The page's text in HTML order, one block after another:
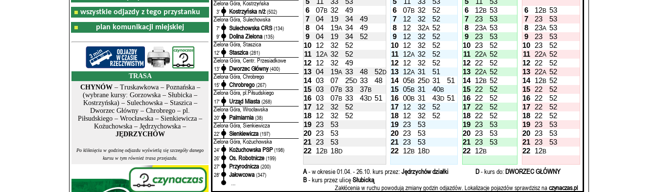
wszystkie odjazdy z tego przystanku
plan komunikacji miejskiej
TRASA
CHYNÓW– Truskawkowa – Poznańska –
(wybrane kursy: Gorzowska – Słubicka –
Kostrzyńska) – Sulechowska – Staszica –
Dworzec Główny – Chrobrego – pl.
Piłsudskiego – Wrocławska – Sienkiewicza –
Kożuchowska – Jędrzychowska –
JĘDRZYCHÓW
Po kliknięciu w godzinę odjazdu wyświetlą się szczegóły danego
kursu w tym również trasa przejazdu.
Zielona Góra, Kostrzyńska
3' Kostrzyńska n/ż (502)
Zielona Góra, Sulechowska
7' Sulechowska CRS (134)
9'
Dolina Zielona (135)
Zielona Góra, Staszica
12' Staszica (281)
Zielona Góra, Centr. Przesiadkowe
13' Dworzec Główny (400)
Zielona Góra, Chrobrego
15' Chrobrego (267)
Zielona Góra, pl.Piłsudskiego
17' Urząd Miasta (268)
Zielona Góra, Wrocławska
20' Palmiarnia (38)
Zielona Góra, Sienkiewicza
22' Sienkiewicza (197)
Zielona Góra, Kożuchowska
24' Kożuchowska PSP (198)
26'
Os. Robotnicze (199)
27'
Przyrodnicza (200)
28'
Jałowcowa (347)
6
07B 32 49 6 07B 32 52 6 12B 53 6 12B 53
7
04 19 34 49 7 12 32 52 7 23 53 7 23
53
8
04 19A 34 49 8 12 32A 52 8 23A 53 8 23A 53
9
04 19 34 52 9 12 32 52 9 23 53 9 23
53
10 12 32 52 10 12 32 52 10 23 52 10 23
52
11
12A 32 52 11 12A 32 52 11 22A 52 11 22A 52
12 12 32 49 12 12 32 52 12 22 52 12 22
52
13 04 19A 33 48 52D 13 12A 31 51 13 22A 52 13 22A 52
14 03 07 25D 33 48 14 05B 25D 31 51 14 12B 52 14 12B 52
15 03 07B 33 37B 15 05B 31 40B 15 22 52 15 22
52
16 03 07B 33 43D 51 16 00B 31 43D 51 16 22 52 16 22
52
17 12 32 52 17 12 32 52 17 22 52 17 22
52
18 12 32 52 18 12 32 52 18 22 52 18 22
52
19 23 53 19 23 53 19 23 53 19 23
53
20 23 53 20 23 53 20 23 53 20 23
53
21 23 53 21 23 53 21 23 53 21 23
53
22 12B 18D 22 12B 18D 22 12B 22 12B
A- w okresie 01.04. - 26.10. kurs przez:Jędrzychów działki
B- kurs przez ulicęSłubicką
D- kurs do:DWORZEC GŁÓWNY
Zakłócenia w ruchu powodują zmiany godzin odjazdów. Lokalizacje pojazdów sprawdzisz naczynaczas.pl